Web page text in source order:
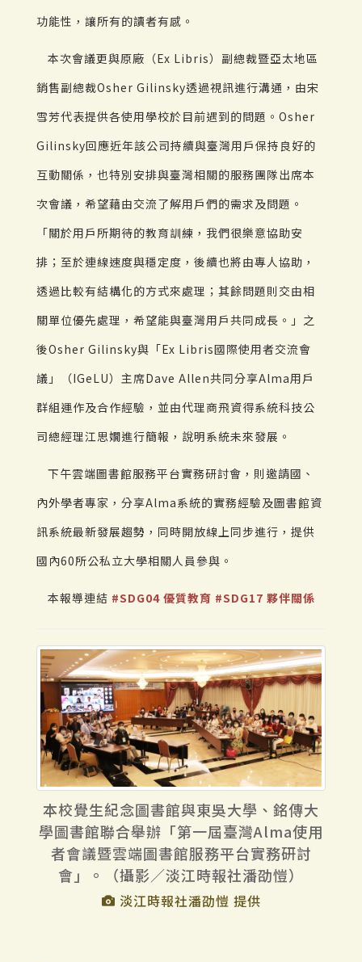
功能性，讓所有的讀者有感。
本次會議更與原廠（Ex Libris）副總裁暨亞太地區
銷售副總裁Osher Gilinsky透過視訊進行溝通，由宋
雪芳代表提供各使用學校於目前遇到的問題。Osher
Gilinsky回應近年該公司持續與臺灣用戶保持良好的
互動關係，也特別安排與臺灣相關的服務團隊出席本
次會議，希望藉由交流了解用戶們的需求及問題。
「關於用戶所期待的教育訓練，我們很樂意協助安
排；至於連線速度與穩定度，後續也將由專人協助，
透過比較有結構化的方式來處理；其餘問題則交由相
關單位優先處理，希望能與臺灣用戶共同成長。」之
後Osher Gilinsky與「Ex Libris國際使用者交流會
議」（IGeLU）主席Dave Allen共同分享Alma用戶
群組運作及合作經驗，並由代理商飛資得系統科技公
司總經理江思嫺進行簡報，說明系統未來發展。
下午雲端圖書館服務平台實務研討會，則邀請國、
內外學者專家，分享Alma系統的實務經驗及圖書館資
訊系統最新發展趨勢，同時開放線上同步進行，提供
國內60所公私立大學相關人員參與。
本報導連結 #SDG04 優質教育 #SDG17 夥伴關係
本校覺生紀念圖書館與東吳大學、銘傳大
學圖書館聯合舉辦「第一屆臺灣Alma使用
者會議暨雲端圖書館服務平台實務研討
會」。（攝影／淡江時報社潘劭愷）
淡江時報社潘劭愷 提供